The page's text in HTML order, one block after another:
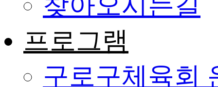
프로그램
구로구체육회